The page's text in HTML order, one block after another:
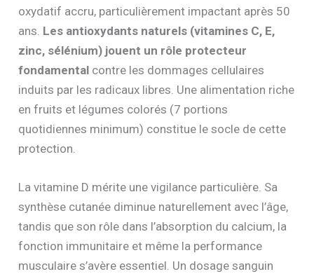
oxydatif accru, particulièrement impactant après 50
ans. Les antioxydants naturels (vitamines C, E,
zinc, sélénium) jouent un rôle protecteur
fondamental contre les dommages cellulaires
induits par les radicaux libres. Une alimentation riche
en fruits et légumes colorés (7 portions
quotidiennes minimum) constitue le socle de cette
protection.
La vitamine D mérite une vigilance particulière. Sa
synthèse cutanée diminue naturellement avec l’âge,
tandis que son rôle dans l’absorption du calcium, la
fonction immunitaire et même la performance
musculaire s’avère essentiel. Un dosage sanguin